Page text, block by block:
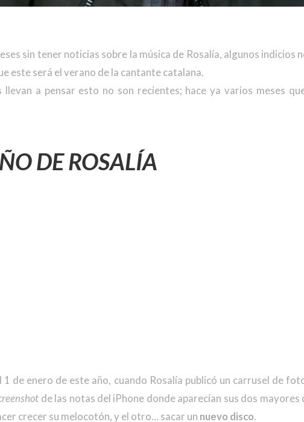
sin tener noticias sobre la música de Rosalía, algunos indicios
este será el verano de la cantante catalana.
llevan a pensar esto no son recientes; hace ya varios meses
DE ROSALÍA
1 de enero de este año, cuando Rosalía publicó un carrusel de
de las notas del iPhone donde aparecían sus dos mayores
crecer su melocotón, y el otro… sacar un nuevo disco.